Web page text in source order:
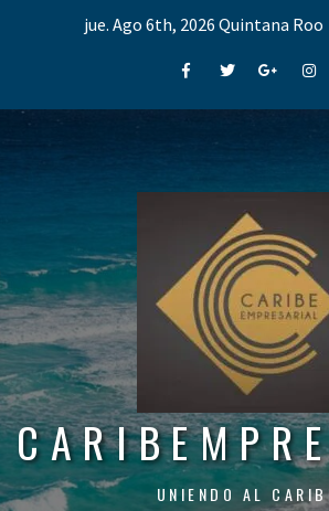
jue. Ago 6th, 2026 Quintana Roo
FacebookTwitterGoogle+
UNIENDO AL